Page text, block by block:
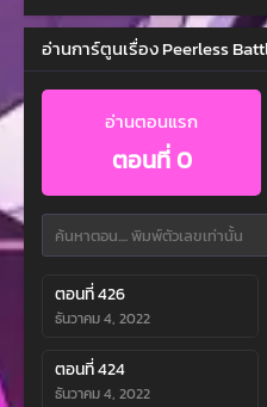
อ่านการ์ตูนเรื่อง Peerless
อ่านตอนแรก
ตอนที่ 0
ตอนที่ 426
ธันวาคม 4, 2022
ตอนที่ 424
ธันวาคม 4, 2022